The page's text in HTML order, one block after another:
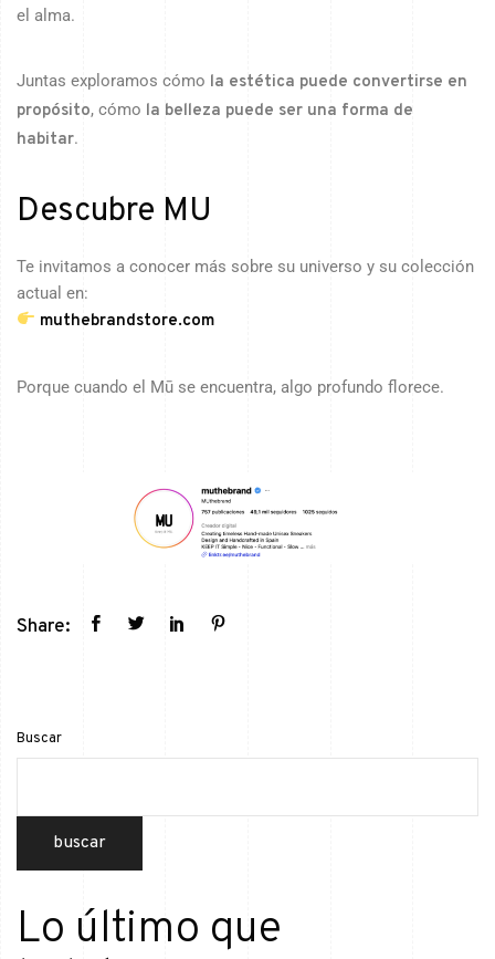
el alma.
Juntas exploramos cómo la estética puede convertirse en
propósito, cómo la belleza puede ser una forma de
habitar.
Descubre MU
Te invitamos a conocer más sobre su universo y su colección
actual en:
muthebrandstore.com
Porque cuando el Mū se encuentra, algo profundo florece.
Share:
Buscar
buscar
Lo último que